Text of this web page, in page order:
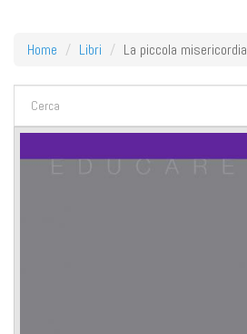
Home Libri La piccola misericordia
FORM DI RICERCA